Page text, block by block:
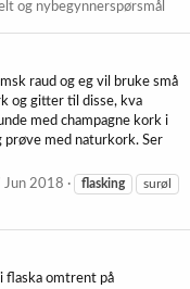
og nybegynnerspørsmål
raud og eg vil bruke små
og gitter til disse, kva
med champagne kork i
prøve med naturkork. Ser
Jun 2018 flasking surøl
flaska omtrent på